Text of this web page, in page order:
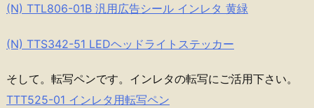
(N) TTL806-01B 汎用広告シール インレタ 黄緑
(N) TTS342-51 LEDヘッドライトステッカー
そして。転写ペンです。インレタの転写にご活用下さい。
TTT525-01 インレタ用転写ペン